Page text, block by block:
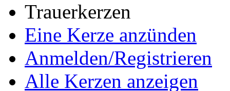
Trauerkerzen
Eine Kerze anzünden
Anmelden/Registrieren
Alle Kerzen anzeigen